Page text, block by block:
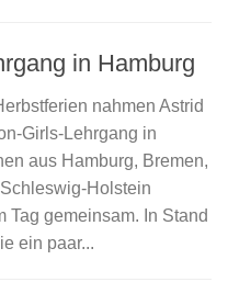
in Hamburg
nahmen Astrid
Girls-Lehrgang in
aus Hamburg, Bremen,
Holstein
Tag gemeinsam. In Stand
ein paar...